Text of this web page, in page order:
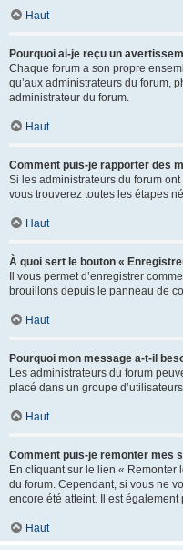
Haut
Pourquoi ai-je reçu un
Chaque forum a son propre
qu’aux administrateurs du forum,
administrateur du forum.
Haut
Comment puis-je rapporter des
Si les administrateurs du forum
vous trouverez toutes les étapes
Haut
À quoi sert le bouton «
Il vous permet d’enregistrer
brouillons depuis le panneau de
Haut
Pourquoi mon message a-t-il
Les administrateurs du forum
placé dans un groupe
Haut
Comment puis-je remonter mes
En cliquant sur le lien «
du forum. Cependant, si vous ne
encore été atteint. Il est
Haut